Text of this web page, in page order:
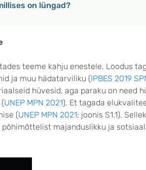
on lüngad?
teeme kahju enestele. Loodus
ja muu hädatarviliku (IPBES 2019
hüvesid, aga paraku on need
UNEP MPN 2021). Et tagada
(UNEP MPN 2021; joonis S1.1).
majanduslikku ja